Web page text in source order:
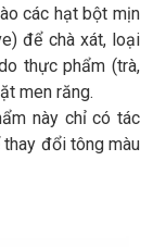
các hạt bột mịn
để chà xát, loại
thực phẩm (trà,
men răng.
này chỉ có tác
đổi tông màu